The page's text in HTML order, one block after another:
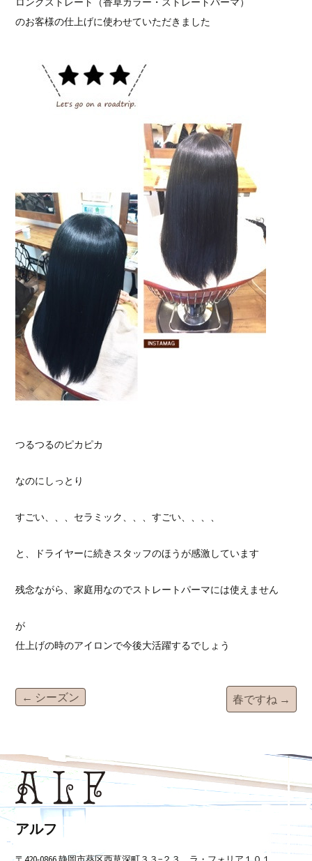
のお客様の仕上げに使わせていただきました
つるつるのピカピカ
なのにしっとり
すごい、、、セラミック、、、すごい、、、、
と、ドライヤーに続きスタッフのほうが感激しています
残念ながら、家庭用なのでストレートパーマには使えません
が
仕上げの時のアイロンで今後大活躍するでしょう
投
稿
ナ
ビ
← シーズン 春ですね →
アルフ